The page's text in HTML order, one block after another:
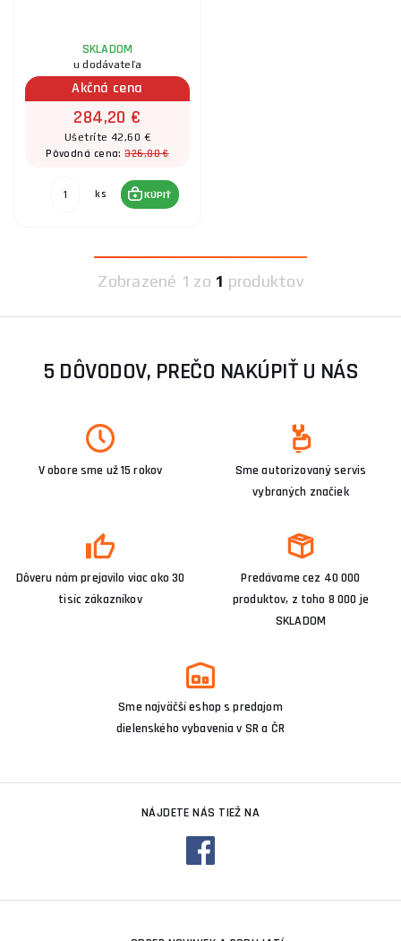
SKLADOM
u dodávateľa
Akčná cena
284,20 €
Ušetríte 42,60 €
Pôvodná cena:326,80 €
ks KÚPIŤ
Zobrazené 1 zo 1 produktov
5 DÔVODOV, PREČO NAKÚPIŤ U NÁS
V obore sme už 15 rokov
Sme autorizovaný servis
vybraných značiek
Dôveru nám prejavilo viac ako 30
tisíc zákazníkov
Predávame cez 40 000
produktov, z toho 8 000 je
SKLADOM
Sme najväčší eshop s predajom
dielenského vybavenia v SR a ČR
NÁJDETE NÁS TIEŽ NA